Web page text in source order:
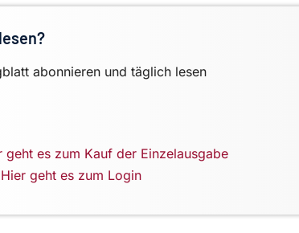
abonnieren und täglich lesen
geht es zum Kauf der Einzelausgabe
Hier geht es zum Login